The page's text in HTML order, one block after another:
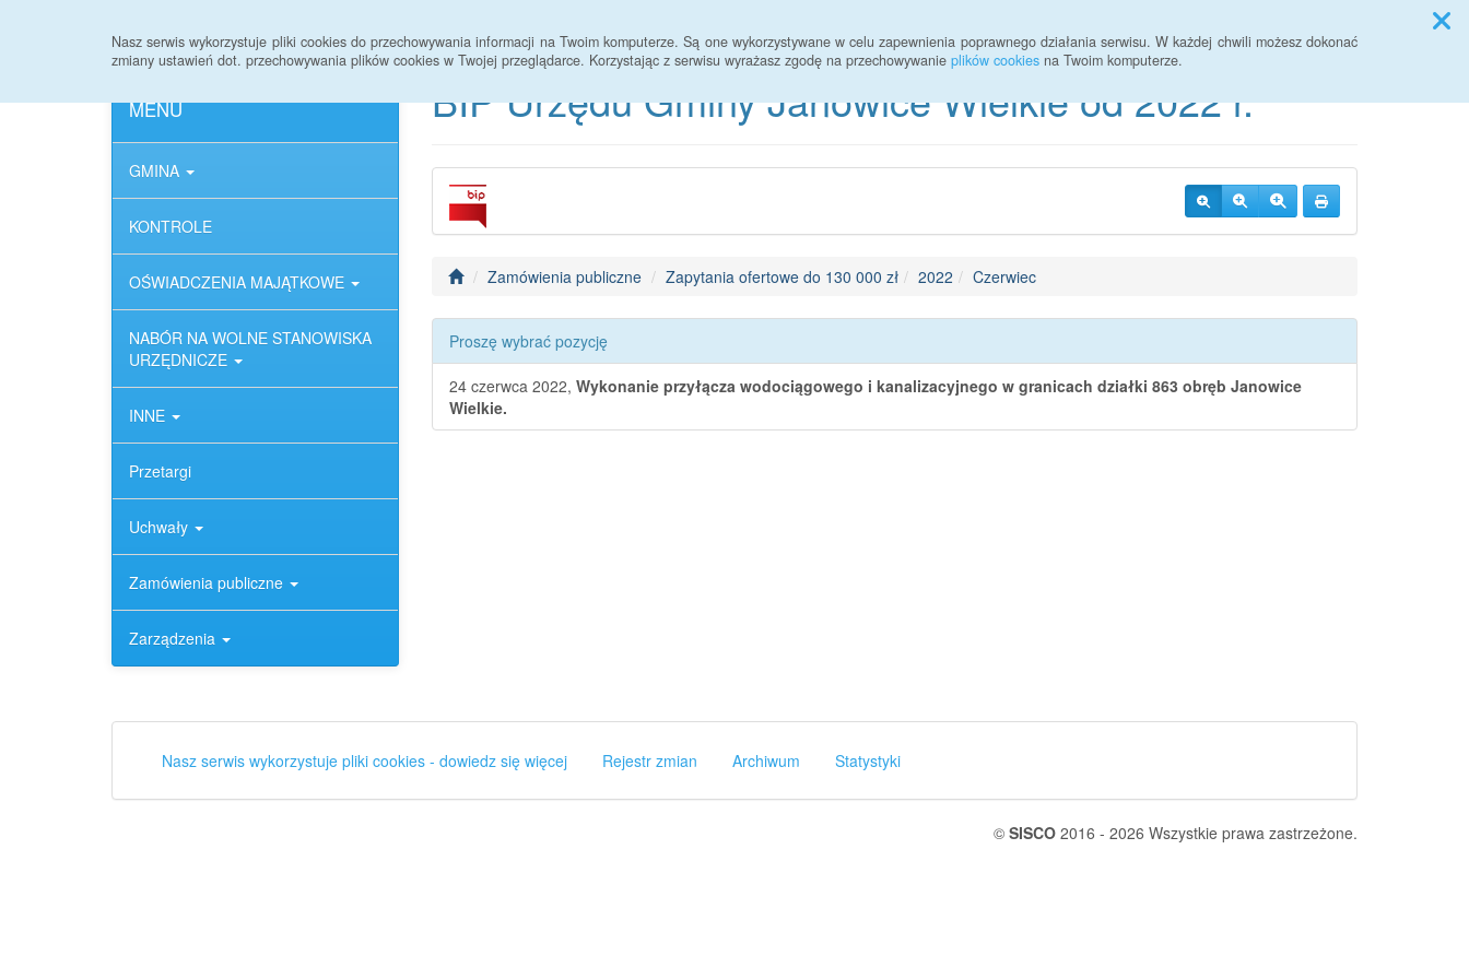
Nasz serwis wykorzystuje pliki cookies do przechowywania informacji na Twoim komputerze. Są one wykorzystywane w celu zapewnienia poprawnego działania serwisu. W każdej chwili możesz dokonać
zmiany ustawień dot. przechowywania plików cookies w Twojej przeglądarce. Korzystając z serwisu wyrażasz zgodę na przechowywanie plików cookies na Twoim komputerze.
MENU
GMINA
KONTROLE
OŚWIADCZENIA MAJĄTKOWE
NABÓR NA WOLNE STANOWISKA
URZĘDNICZE
INNE
Przetargi
Uchwały
Zamówienia publiczne
Zarządzenia
BIP Urzędu Gminy Janowice Wielkie od 2022 r.
Zamówienia publiczne Zapytania ofertowe do 130 000 zł 2022 Czerwiec
Proszę wybrać pozycję
24 czerwca 2022, Wykonanie przyłącza wodociągowego i kanalizacyjnego w granicach działki 863 obręb Janowice
Wielkie.
Nasz serwis wykorzystuje pliki cookies - dowiedz się więcej Rejestr zmian Archiwum Statystyki
© SISCO 2016 - 2026 Wszystkie prawa zastrzeżone.